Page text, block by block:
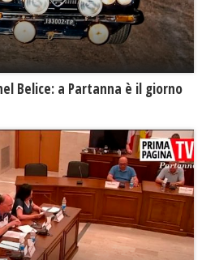
Belice: a Partanna è il giorno